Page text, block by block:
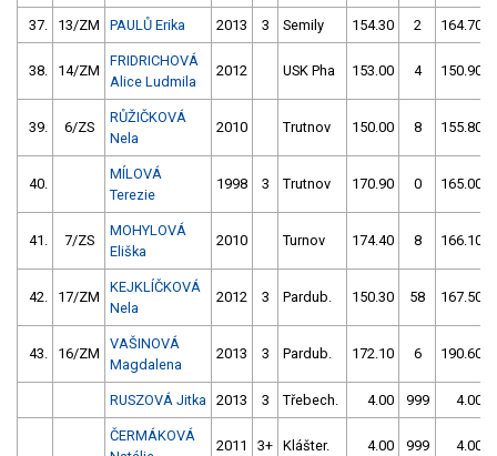
37. 13/ZM PAULŮ Erika 2013 3 Semily 154.30 2 164.70
38. 14/ZM
FRIDRICHOVÁ
Alice Ludmila
2012 USK Pha 153.00 4 150.90
39. 6/ZS
RŮŽIČKOVÁ
Nela
2010 Trutnov 150.00 8 155.80
40.
MÍLOVÁ
Terezie
1998 3 Trutnov 170.90 0 165.00
41. 7/ZS
MOHYLOVÁ
Eliška
2010 Turnov 174.40 8 166.10
42. 17/ZM
KEJKLÍČKOVÁ
Nela
2012 3 Pardub. 150.30 58 167.50
43. 16/ZM
VAŠINOVÁ
Magdalena
2013 3 Pardub. 172.10 6 190.60
RUSZOVÁ Jitka 2013 3 Třebech. 4.00 999 4.00
ČERMÁKOVÁ
2011 3+ Klášter. 4.00 999 4.00